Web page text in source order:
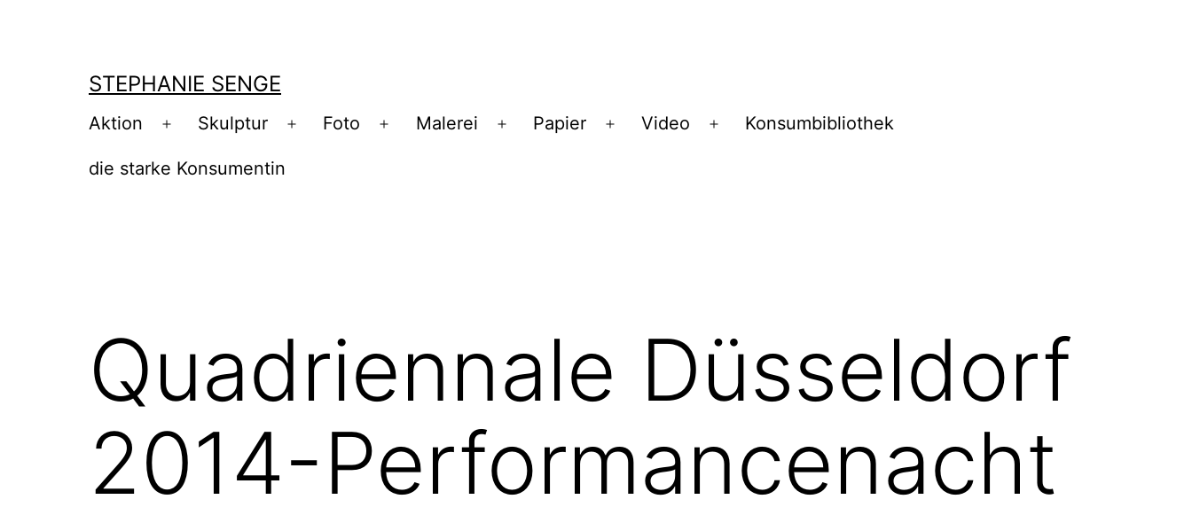
STEPHANIE SENGE
Aktion
Menü
öffnen
Skulptur
Menü
Foto
Menü
Malerei
Menü
Papier
Menü
Video
Menü
Konsumbibliothek
die starke Konsumentin
Quadriennale Düsseldorf
2014-Performancenacht